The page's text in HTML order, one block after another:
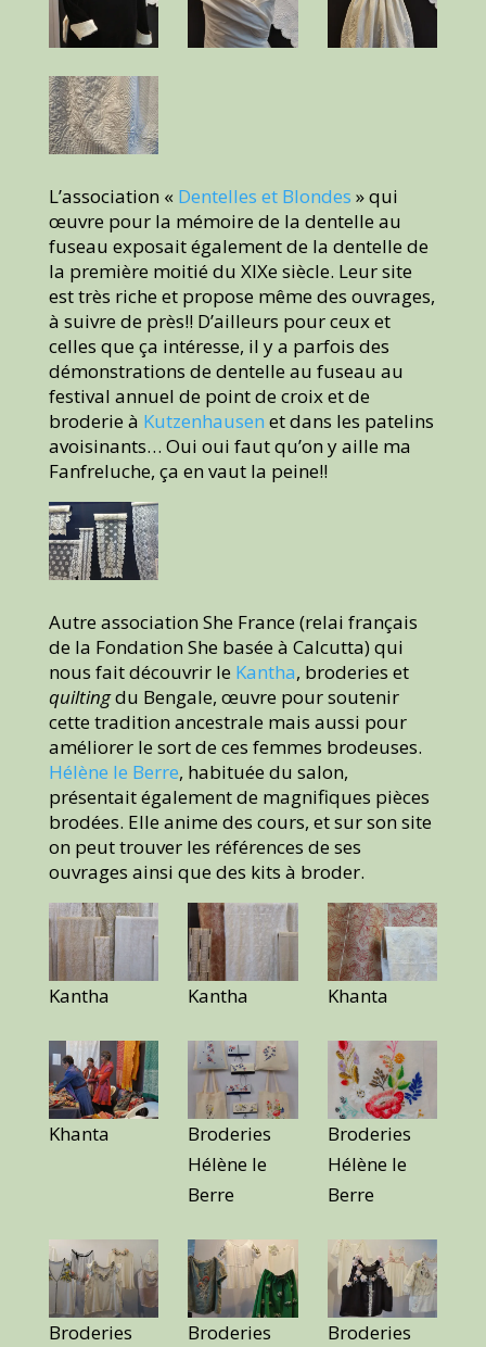
L’association « Dentelles et Blondes » qui
œuvre pour la mémoire de la dentelle au
fuseau exposait également de la dentelle de
la première moitié du XIXe siècle. Leur site
est très riche et propose même des ouvrages,
à suivre de près!! D’ailleurs pour ceux et
celles que ça intéresse, il y a parfois des
démonstrations de dentelle au fuseau au
festival annuel de point de croix et de
broderie à Kutzenhausen et dans les patelins
avoisinants… Oui oui faut qu’on y aille ma
Fanfreluche, ça en vaut la peine!!
Autre association She France (relai français
de la Fondation She basée à Calcutta) qui
nous fait découvrir le Kantha, broderies et
quiltingdu Bengale, œuvre pour soutenir
cette tradition ancestrale mais aussi pour
améliorer le sort de ces femmes brodeuses.
Hélène le Berre, habituée du salon,
présentait également de magnifiques pièces
brodées. Elle anime des cours, et sur son site
on peut trouver les références de ses
ouvrages ainsi que des kits à broder.
Kantha Kantha Khanta
Khanta
Broderies
Hélène le
Berre
Broderies
Hélène le
Berre
Broderies Broderies Broderies